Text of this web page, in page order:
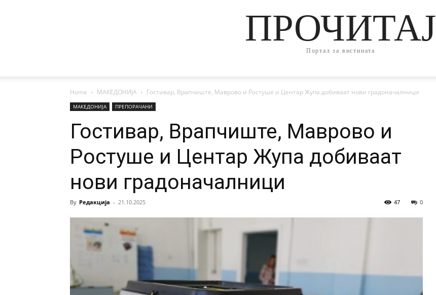
ПРОЧИТАЈ
Портал за вистината
Home МАКЕДОНИЈА Гостивар, Врапчиште, Маврово и Ростуше и Центар Жупа добиваат нови градоначалници
МАКЕДОНИЈА ПРЕПОРАЧАНИ
Гостивар, Врапчиште, Маврово и
Ростуше и Центар Жупа добиваат
нови градоначалници
By Редакција - 21.10.2025 0
47